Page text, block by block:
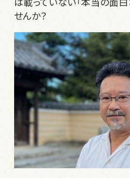
せんか？